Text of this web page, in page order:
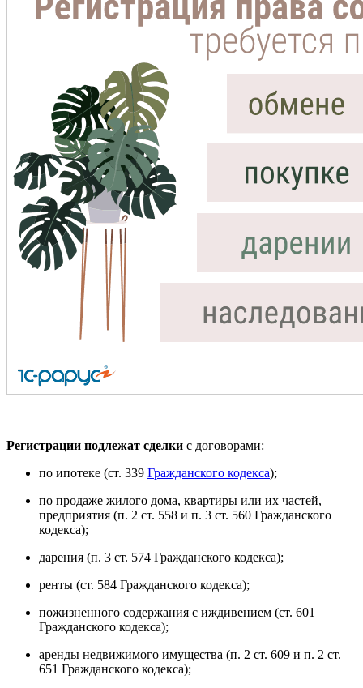
Регистрации подлежат сделки с договорами:
по ипотеке (ст. 339 Гражданского кодекса);
по продаже жилого дома, квартиры или их частей,
предприятия (п. 2 ст. 558 и п. 3 ст. 560 Гражданского
кодекса);
дарения (п. 3 ст. 574 Гражданского кодекса);
ренты (ст. 584 Гражданского кодекса);
пожизненного содержания с иждивением (ст. 601
Гражданского кодекса);
аренды недвижимого имущества (п. 2 ст. 609 и п. 2 ст.
651 Гражданского кодекса);